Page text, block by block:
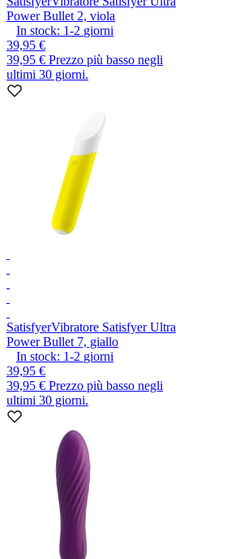
Power Bullet 2, viola
In stock: 1-2 giorni
39,95 €
39,95 € Prezzo più basso negli
ultimi 30 giorni.
SatisfyerVibratore Satisfyer Ultra
Power Bullet 7, giallo
In stock: 1-2 giorni
39,95 €
39,95 € Prezzo più basso negli
ultimi 30 giorni.